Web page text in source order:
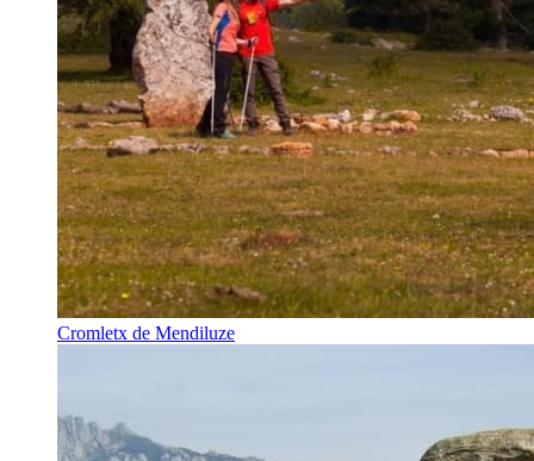
Cromletx de Mendiluze